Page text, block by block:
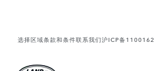
选择区域条款和条件联系我们沪ICP备